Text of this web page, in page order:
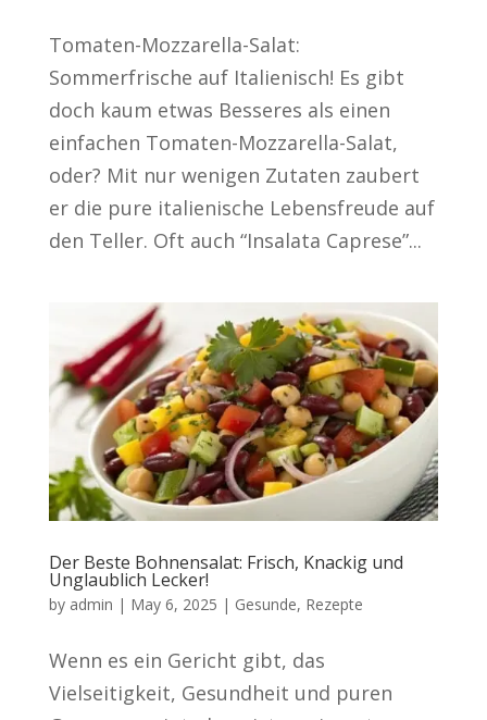
Tomaten-Mozzarella-Salat:
Sommerfrische auf Italienisch! Es gibt
doch kaum etwas Besseres als einen
einfachen Tomaten-Mozzarella-Salat,
oder? Mit nur wenigen Zutaten zaubert
er die pure italienische Lebensfreude auf
den Teller. Oft auch “Insalata Caprese”...
Der Beste Bohnensalat: Frisch, Knackig und
Unglaublich Lecker!
by admin | May 6, 2025 | Gesunde, Rezepte
Wenn es ein Gericht gibt, das
Vielseitigkeit, Gesundheit und puren